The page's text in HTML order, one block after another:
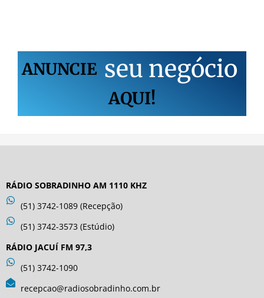
ANUNCIE seu negócio
AQUI!
RÁDIO SOBRADINHO AM 1110 KHZ
(51) 3742-1089 (Recepção)
(51) 3742-3573 (Estúdio)
RÁDIO JACUÍ FM 97,3
(51) 3742-1090
recepcao@radiosobradinho.com.br